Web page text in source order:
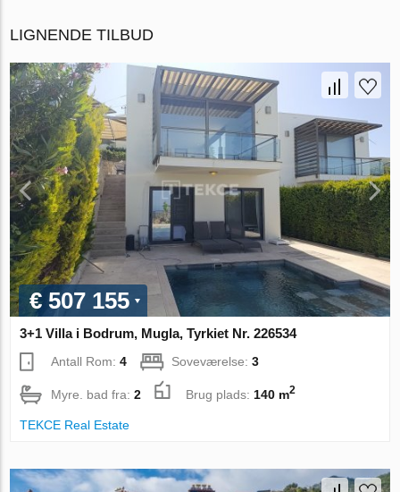
LIGNENDE TILBUD
€ 507 155
3+1 Villa i Bodrum, Mugla, Tyrkiet Nr. 226534
Antall Rom:4 Soveværelse:3
Myre. bad fra:2 Brug plads: 140 m2
TEKCE Real Estate